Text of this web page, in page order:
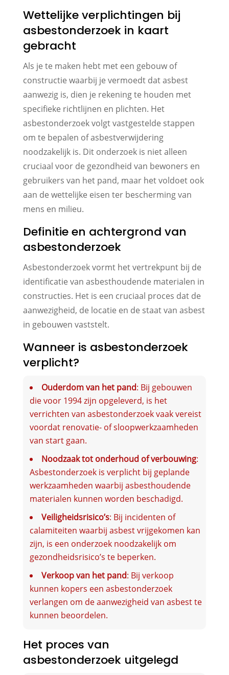
Wettelijke verplichtingen bij
asbestonderzoek in kaart
gebracht
Als je te maken hebt met een gebouw of
constructie waarbij je vermoedt dat asbest
aanwezig is, dien je rekening te houden met
specifieke richtlijnen en plichten. Het
asbestonderzoek volgt vastgestelde stappen
om te bepalen of asbestverwijdering
noodzakelijk is. Dit onderzoek is niet alleen
cruciaal voor de gezondheid van bewoners en
gebruikers van het pand, maar het voldoet ook
aan de wettelijke eisen ter bescherming van
mens en milieu.
Definitie en achtergrond van
asbestonderzoek
Asbestonderzoek vormt het vertrekpunt bij de
identificatie van asbesthoudende materialen in
constructies. Het is een cruciaal proces dat de
aanwezigheid, de locatie en de staat van asbest
in gebouwen vaststelt.
Wanneer is asbestonderzoek
verplicht?
Ouderdom van het pand: Bij gebouwen
die voor 1994 zijn opgeleverd, is het
verrichten van asbestonderzoek vaak vereist
voordat renovatie- of sloopwerkzaamheden
van start gaan.
Noodzaak tot onderhoud of verbouwing:
Asbestonderzoek is verplicht bij geplande
werkzaamheden waarbij asbesthoudende
materialen kunnen worden beschadigd.
Veiligheidsrisico’s: Bij incidenten of
calamiteiten waarbij asbest vrijgekomen kan
zijn, is een onderzoek noodzakelijk om
gezondheidsrisico’s te beperken.
Verkoop van het pand: Bij verkoop
kunnen kopers een asbestonderzoek
verlangen om de aanwezigheid van asbest te
kunnen beoordelen.
Het proces van
asbestonderzoek uitgelegd